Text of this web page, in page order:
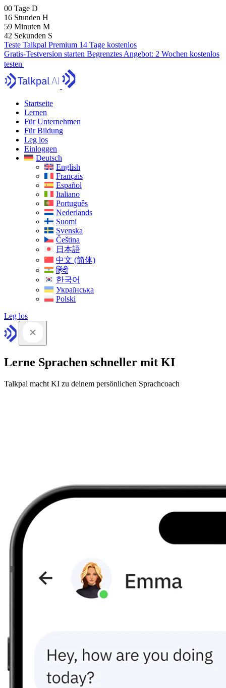
00 Tage D
16 Stunden H
59 Minuten M
40 Sekunden S
Teste Talkpal Premium 14 Tage kostenlos
Gratis-Testversion starten Begrenztes Angebot: 2 Wochen kostenlos
testen
Startseite
Lernen
Für Unternehmen
Für Bildung
Leg los
Einloggen
Deutsch
English
Français
Español
Italiano
Português
Nederlands
Suomi
Svenska
Čeština
日本語
中文 (简体)
हिंदी
한국어
Українська
Polski
Leg los
Lerne Sprachen schneller mit KI
Talkpal macht KI zu deinem persönlichen Sprachcoach